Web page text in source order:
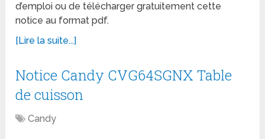
d’emploi ou de télécharger gratuitement cette
notice au format pdf.
[Lire la suite...]
Notice Candy CVG64SGNX Table
de cuisson
Candy